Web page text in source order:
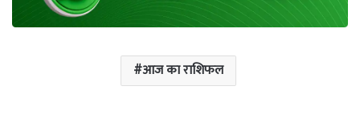
आज का राशिफल